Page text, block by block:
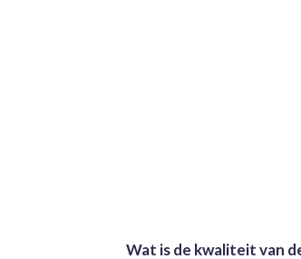
Wat is de kwaliteit van